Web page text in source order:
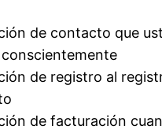
de contacto que
de registro al
de facturación